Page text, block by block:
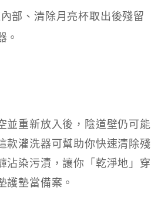
部、清除月亮杯取出後殘留
。
並重新放入後，陰道壁仍可能
款灌洗器可幫助你快速清除殘
沾染污漬，讓你「乾淨地」穿
護墊當備案。